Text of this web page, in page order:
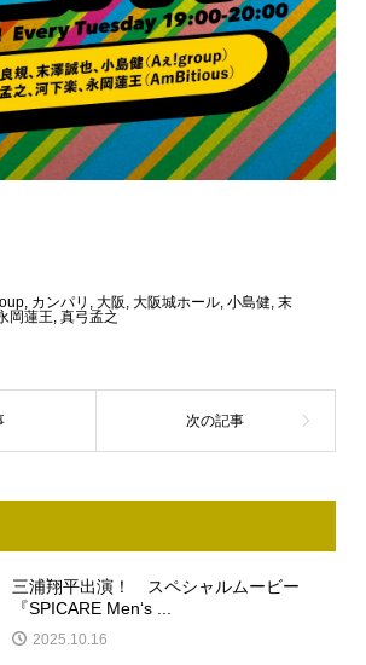
, カンパリ , 大阪 , 大阪城ホール, 小島健, 末
岡蓮王, 真弓孟之
三浦翔平出演！ スペシャルムービー
『SPICARE Men‘s ...
2025.10.16